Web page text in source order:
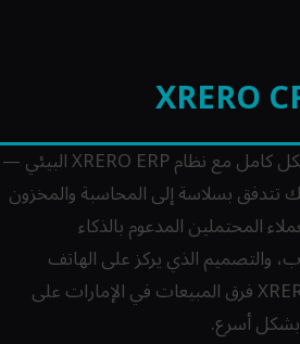
يتكامل XRERO CRM بشكل كامل مع نظام XRERO ERP البيئي —
تتدفق بسلاسة إلى المحاسبة والمخزون
المحتملين المدعوم بالذكاء
والتصميم الذي يركز على الهاتف
المحمول، يساعد XRERO CRM فرق المبيعات في الإمارات على
بشكل أسرع.